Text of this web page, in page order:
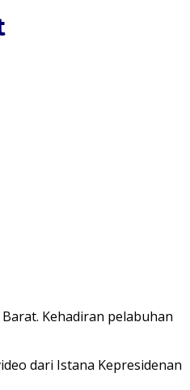
Kehadiran pelabuhan
dari Istana Kepresidenan